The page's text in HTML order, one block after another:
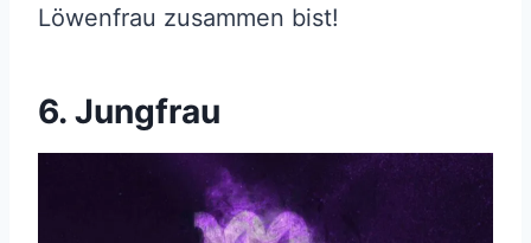
Löwenfrau zusammen bist!
6. Jungfrau